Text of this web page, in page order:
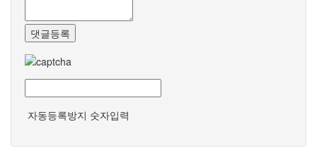
댓글등록
자동등록방지 숫자입력